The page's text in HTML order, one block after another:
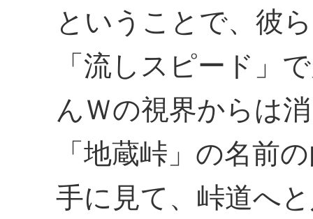
ということで、彼
「流しスピード」
んＷの視界からは
「地蔵峠」の名前
手に見て、峠道へ